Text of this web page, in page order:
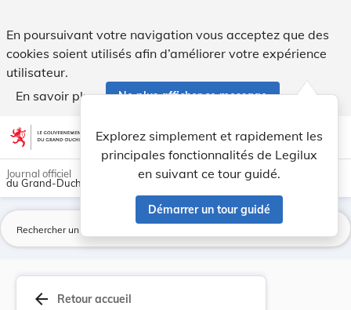
En poursuivant votre navigation vous acceptez que des
cookies soient utilisés afin d’améliorer votre expérience
utilisateur.
En savoir plus
Ne plus afficher ce message
Aller au contenu account_circle help Aide
Explorez simplement et rapidement les
principales fonctionnalités de Legilux
en suivant ce tour guidé.
Démarrer un tour guidé
light_mode dark_mode
Journal officiel
du Grand-Duché de Luxembourg
arrow_back Retour accueil